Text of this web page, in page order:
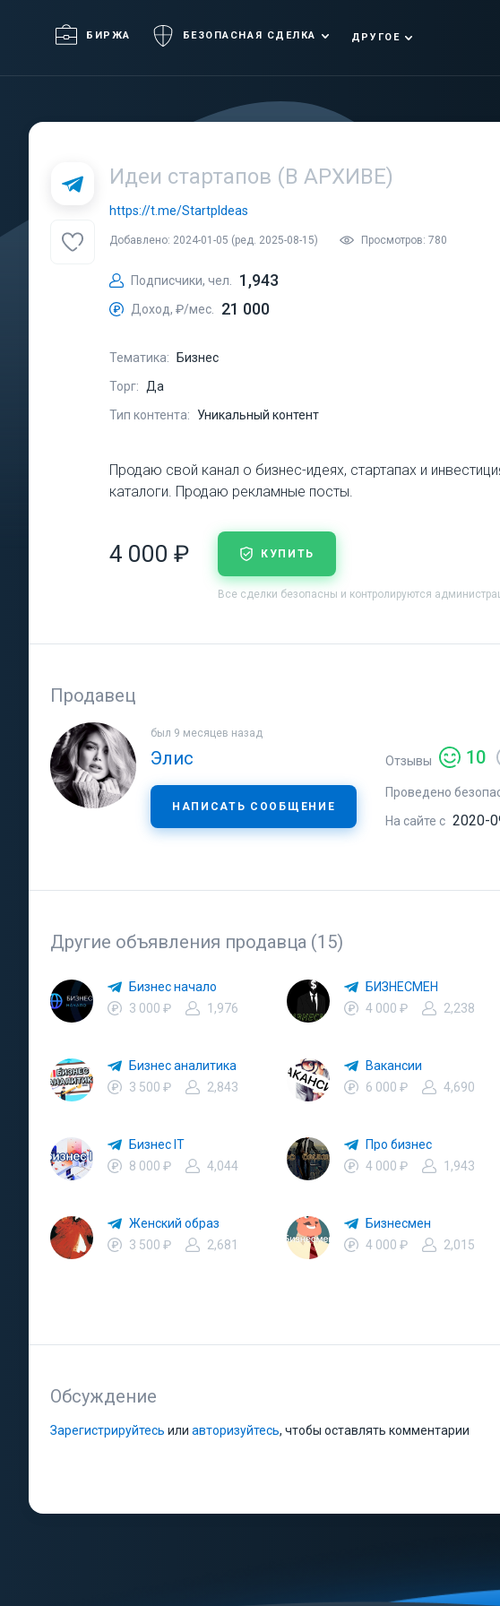
БИРЖА БЕЗОПАСНАЯ СДЕЛКА ДРУГОЕ
Идеи стартапов (В АРХИВЕ)
https://t.me/StartpIdeas
Добавлено: 2024-01-05 (ред. 2025-08-15) Просмотров: 780
Подписчики, чел. 1,943
Доход, ₽/мес. 21 000
Тематика:
Бизнес
Торг:
Да
Тип контента:
Уникальный контент
Продаю свой канал о бизнес-идеях, стартапах и
каталоги. Продаю рекламные посты.
4 000 ₽ КУПИТЬ
Все сделки безопасны и контролируются
Продавец
был 9 месяцев назад
Элис
НАПИСАТЬ СООБЩЕНИЕ
Отзывы 10
Проведено
На сайте с 2020-
Другие объявления продавца (15)
Бизнес начало
3 000 ₽
1,976
БИЗНЕСМЕН
4 000 ₽
2,238
Бизнес аналитика
3 500 ₽
2,843
Вакансии
6 000 ₽
4,690
Бизнес IT
8 000 ₽
4,044
Про бизнес
4 000 ₽
1,943
Женский образ
3 500 ₽
2,681
Бизнесмен
4 000 ₽
2,015
Обсуждение
Зарегистрируйтесь или авторизуйтесь, чтобы оставлять комментарии